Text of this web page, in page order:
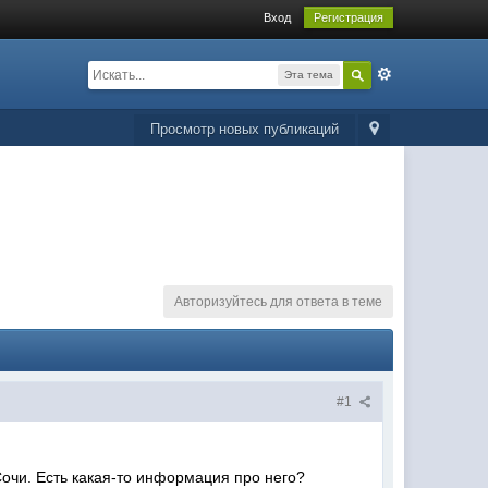
Вход Регистрация
Эта тема
Просмотр новых публикаций
Авторизуйтесь для ответа в теме
#1
Есть какая-то информация про него?